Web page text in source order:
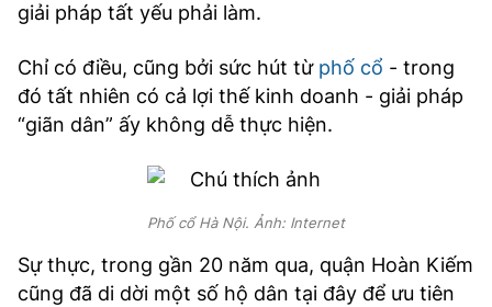
giải pháp tất yếu phải làm.
Chỉ có điều, cũng bởi sức hút từ phố cổ - trong
đó tất nhiên có cả lợi thế kinh doanh - giải pháp
“giãn dân” ấy không dễ thực hiện.
Phố cổ Hà Nội. Ảnh: Internet
Sự thực, trong gần 20 năm qua, quận Hoàn Kiếm
cũng đã di dời một số hộ dân tại đây để ưu tiên